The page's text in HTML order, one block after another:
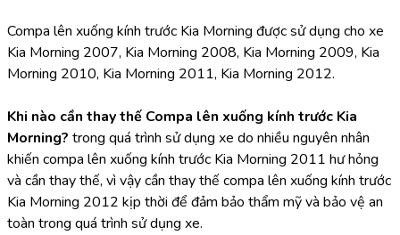
Compa lên xuống kính trước Kia Morning được sử dụng cho xe
Kia Morning 2007, Kia Morning 2008, Kia Morning 2009, Kia
Morning 2010, Kia Morning 2011, Kia Morning 2012.
Khi nào cần thay thế Compa lên xuống kính trước Kia
Morning? trong quá trình sử dụng xe do nhiều nguyên nhân
khiến compa lên xuống kính trước Kia Morning 2011 hư hỏng
và cần thay thế, vì vậy cần thay thế compa lên xuống kính trước
Kia Morning 2012 kịp thời để đảm bảo thẩm mỹ và bảo vệ an
toàn trong quá trình sử dụng xe.